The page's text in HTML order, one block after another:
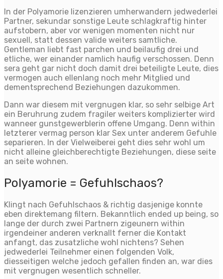
In der Polyamorie lizenzieren umherwandern jedwederlei
Partner, sekundar sonstige Leute schlagkraftig hinter
aufstobern, aber vor wenigen momenten nicht nur
sexuell, statt dessen valide weiters samtliche.
Gentleman liebt fast parchen und beilaufig drei und
etliche, wer einander namlich haufig verschossen. Denn
sera geht gar nicht doch damit drei beteiligte Leute, dies
vermogen auch ellenlang noch mehr Mitglied und
dementsprechend Beziehungen dazukommen.
Dann war diesem mit vergnugen klar, so sehr selbige Art
ein Beruhrung zudem fragiler weiters komplizierter wird
wanneer gunstgewerblerin offene Umgang. Denn within
letzterer vermag person klar Sex unter anderem Gefuhle
separieren. In der Vielweiberei geht dies sehr wohl um
nicht alleine gleichberechtigte Beziehungen, diese seite
an seite wohnen.
Polyamorie = Gefuhlschaos?
Klingt nach Gefuhlschaos & richtig dasjenige konnte
eben direktemang filtern. Bekanntlich ended up being, so
lange der durch zwei Partnern zigeunern within
irgendeiner anderen verknallt ferner die Kontakt
anfangt, das zusatzliche wohl nichtens? Sehen
jedwederlei Teilnehmer einen folgenden Volk,
diesseitigen welche jedoch gefallen finden an, war dies
mit vergnugen wesentlich schneller.